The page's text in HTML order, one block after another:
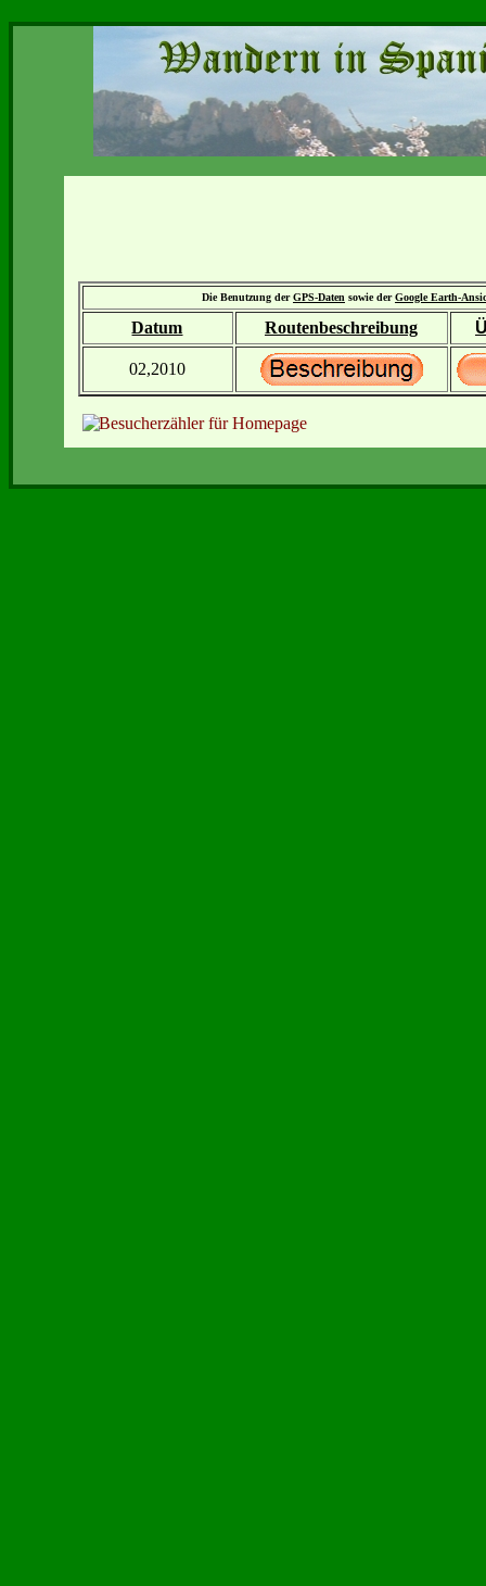
Die Benutzung derGPS-Daten sowie derGoogle Earth-
Datum Routenbeschreibung
02,2010